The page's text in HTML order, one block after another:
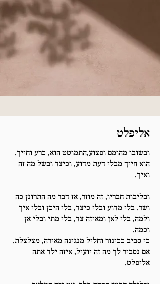
אליפלט
ובשובו מהומם ופצוע,התמוטט הוא, כרע וחייך.
הוא חייך מבלי דעת מדוע, וכיצד ובשל מה זה
ואיך.
ובליבות חבריו, זה מוזר, אז דבר מה התרונן כה
ושר. בלי מדוע ובלי כיצד, בלי היכן ובלי איך
ולמה, בלי לאן ומאיזה צד, בלי מתי ובלי אן
וכמה.
כי סביב ככינור וחליל מנגינה מאירה, מצלצלת.
אם נסביר לך מה זה יועיל, איזה ילד אתה
אליפלט.